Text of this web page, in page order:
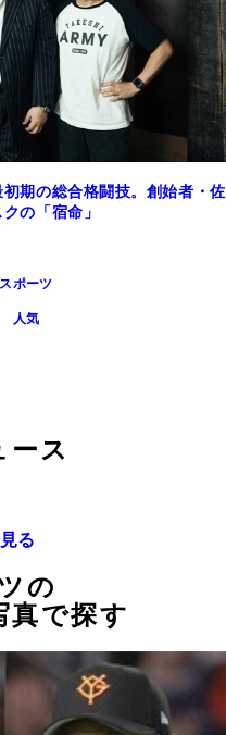
期の総合格闘技。創始者・佐
の「宿命」
スポーツ
人気
ース
る
の
真で探す